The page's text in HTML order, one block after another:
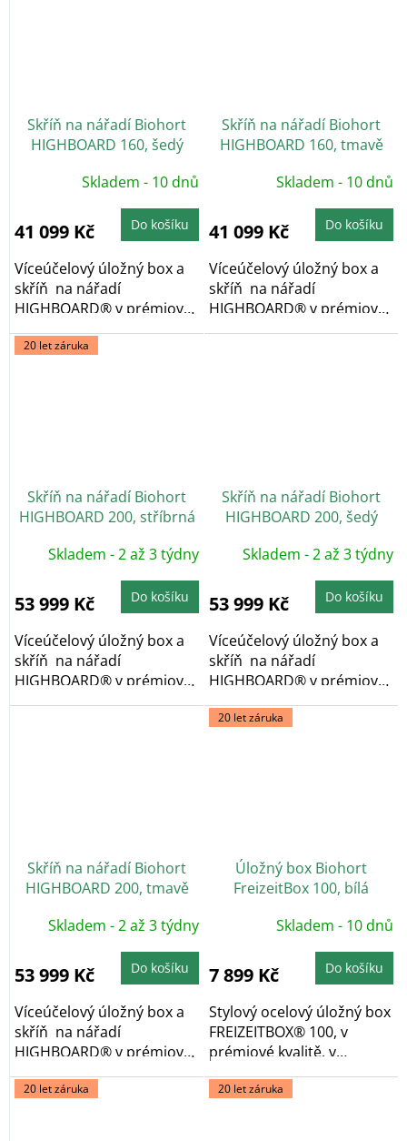
Skříň na nářadí Biohort
HIGHBOARD 160, šedý
Skladem - 10 dnů
41 099 Kč Do košíku
Víceúčelový úložný box a
skříň na nářadí
HIGHBOARD® v prémiové
kvalitě, v provedení...
Skříň na nářadí Biohort
HIGHBOARD 160, tmavě
Skladem - 10 dnů
41 099 Kč Do košíku
Víceúčelový úložný box a
skříň na nářadí
HIGHBOARD® v prémiové
kvalitě, v provedení...
20 let záruka
Skříň na nářadí Biohort
HIGHBOARD 200, stříbrná
Skladem - 2 až 3 týdny
53 999 Kč Do košíku
Víceúčelový úložný box a
skříň na nářadí
HIGHBOARD® v prémiové
kvalitě, v provedení...
Skříň na nářadí Biohort
HIGHBOARD 200, šedý
Skladem - 2 až 3 týdny
53 999 Kč Do košíku
Víceúčelový úložný box a
skříň na nářadí
HIGHBOARD® v prémiové
kvalitě, v provedení...
Skříň na nářadí Biohort
HIGHBOARD 200, tmavě
Skladem - 2 až 3 týdny
53 999 Kč Do košíku
Víceúčelový úložný box a
skříň na nářadí
HIGHBOARD® v prémiové
kvalitě, v provedení...
20 let záruka
Úložný box Biohort
FreizeitBox 100, bílá
Skladem - 10 dnů
7 899 Kč Do košíku
Stylový ocelový úložný box
FREIZEITBOX® 100, v
prémiové kvalitě, v
provedení bílá...
20 let záruka 20 let záruka